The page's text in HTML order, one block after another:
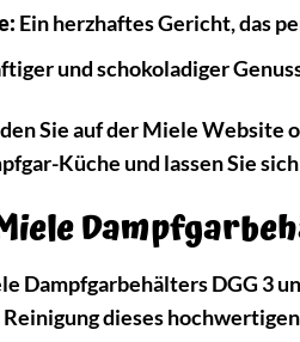
Ein herzhaftes Gericht, das
und schokoladiger
Sie auf der Miele Website
Küche und lassen Sie
Dampfgarbehälters DGG 3
dieses